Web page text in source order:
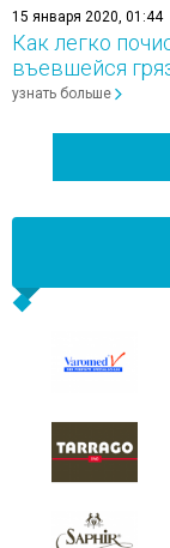
15 января 2020, 01:44
Как легко
въевшейся
узнать больше